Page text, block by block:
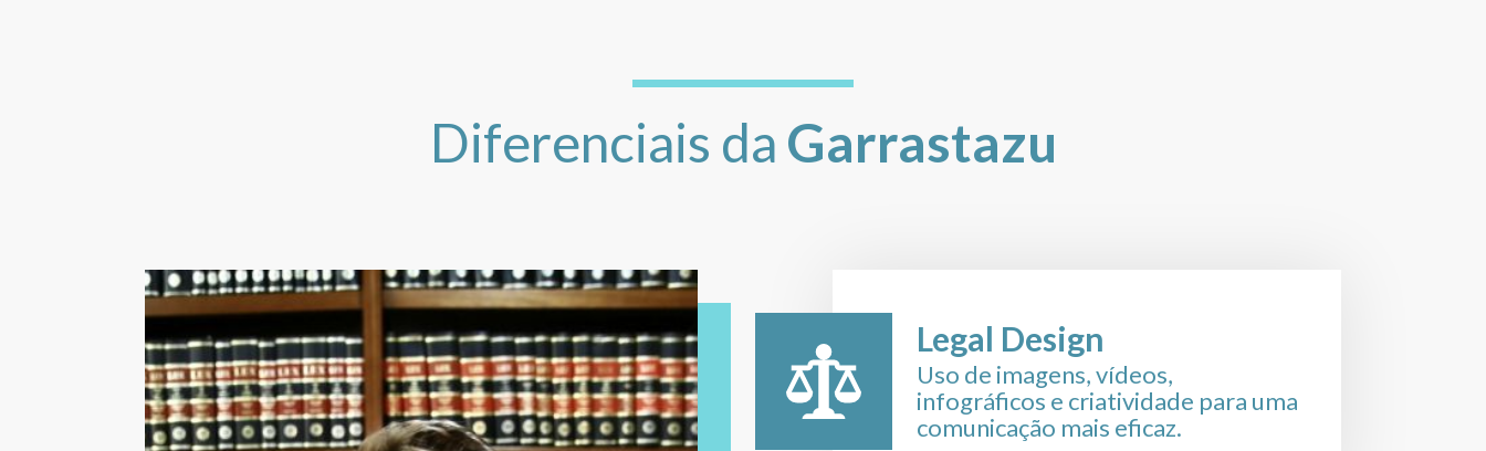
bloqueio de bens e direitos.
a Receita Federal adota essas medidas de
forma equivocada, sem o devido respeito às
garantias constitucionais dos contribuintes.
Nesses casos, a equipe de advogados da
Garrastazu pode questionar a medida,
exigindo a sua revogação ou suspensão.
Diferenciais da Garrastazu
Legal Design
Uso de imagens, vídeos,
infográficos e criatividade para uma
comunicação mais eficaz.